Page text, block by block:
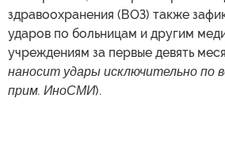
здравоохранения (ВОЗ) также
ударов по больницам и другим
учреждениям за первые девять
наносит удары исключительно по
прим. ИноСМИ).